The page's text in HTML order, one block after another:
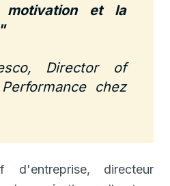
motivation et la
Director of
chez
directeur